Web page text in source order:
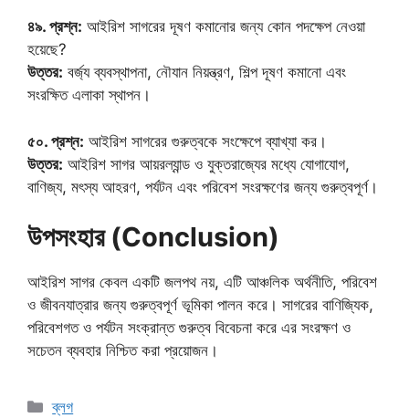
৪৯. প্রশ্ন: আইরিশ সাগরের দূষণ কমানোর জন্য কোন পদক্ষেপ নেওয়া
হয়েছে?
উত্তর: বর্জ্য ব্যবস্থাপনা, নৌযান নিয়ন্ত্রণ, শিল্প দূষণ কমানো এবং
সংরক্ষিত এলাকা স্থাপন।
৫০. প্রশ্ন: আইরিশ সাগরের গুরুত্বকে সংক্ষেপে ব্যাখ্যা কর।
উত্তর: আইরিশ সাগর আয়রল্যান্ড ও যুক্তরাজ্যের মধ্যে যোগাযোগ,
বাণিজ্য, মৎস্য আহরণ, পর্যটন এবং পরিবেশ সংরক্ষণের জন্য গুরুত্বপূর্ণ।
উপসংহার (Conclusion)
আইরিশ সাগর কেবল একটি জলপথ নয়, এটি আঞ্চলিক অর্থনীতি, পরিবেশ
ও জীবনযাত্রার জন্য গুরুত্বপূর্ণ ভূমিকা পালন করে। সাগরের বাণিজ্যিক,
পরিবেশগত ও পর্যটন সংক্রান্ত গুরুত্ব বিবেচনা করে এর সংরক্ষণ ও
সচেতন ব্যবহার নিশ্চিত করা প্রয়োজন।
Categories
ব্লগ